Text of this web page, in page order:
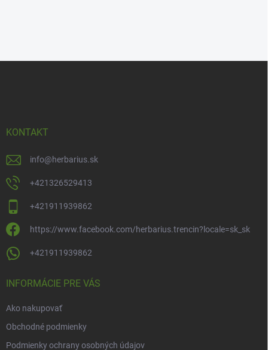
KONTAKT
info@herbarius.sk
+421326529413
+421911939862
https://www.facebook.com/herbarius.trencin?locale=sk_sk
+421911939862
INFORMÁCIE PRE VÁS
Ako nakupovať
Obchodné podmienky
Podmienky ochrany osobných údajov